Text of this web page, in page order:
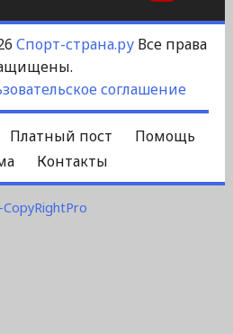
Спорт-страна.руВсе права
соглашение
Платный пост
Помощь
Контакты
CopyRightPro